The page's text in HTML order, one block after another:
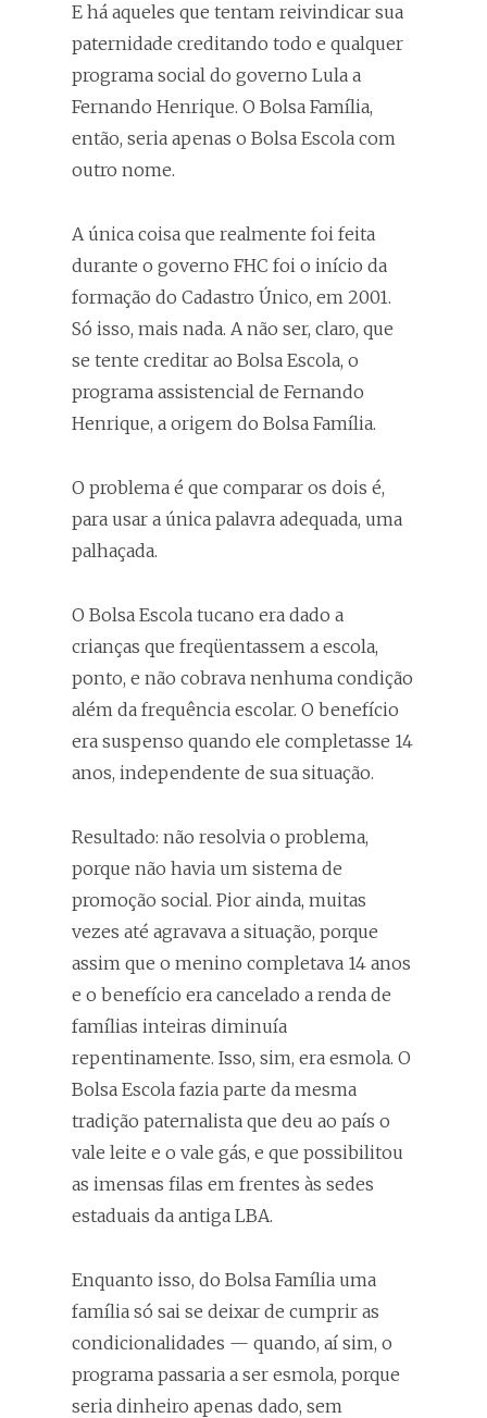
E há aqueles que tentam reivindicar sua
paternidade creditando todo e qualquer
programa social do governo Lula a
Fernando Henrique. O Bolsa Família,
então, seria apenas o Bolsa Escola com
outro nome.
A única coisa que realmente foi feita
durante o governo FHC foi o início da
formação do Cadastro Único, em 2001.
Só isso, mais nada. A não ser, claro, que
se tente creditar ao Bolsa Escola, o
programa assistencial de Fernando
Henrique, a origem do Bolsa Família.
O problema é que comparar os dois é,
para usar a única palavra adequada, uma
palhaçada.
O Bolsa Escola tucano era dado a
crianças que freqüentassem a escola,
ponto, e não cobrava nenhuma condição
além da frequência escolar. O benefício
era suspenso quando ele completasse 14
anos, independente de sua situação.
Resultado: não resolvia o problema,
porque não havia um sistema de
promoção social. Pior ainda, muitas
vezes até agravava a situação, porque
assim que o menino completava 14 anos
e o benefício era cancelado a renda de
famílias inteiras diminuía
repentinamente. Isso, sim, era esmola. O
Bolsa Escola fazia parte da mesma
tradição paternalista que deu ao país o
vale leite e o vale gás, e que possibilitou
as imensas filas em frentes às sedes
estaduais da antiga LBA.
Enquanto isso, do Bolsa Família uma
família só sai se deixar de cumprir as
condicionalidades — quando, aí sim, o
programa passaria a ser esmola, porque
seria dinheiro apenas dado, sem